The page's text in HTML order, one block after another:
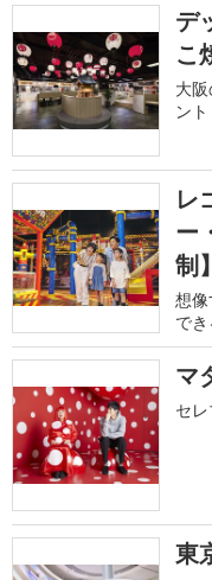
デ
こ
大
ント
レ
ー
制】
想
で
マ
セ
東